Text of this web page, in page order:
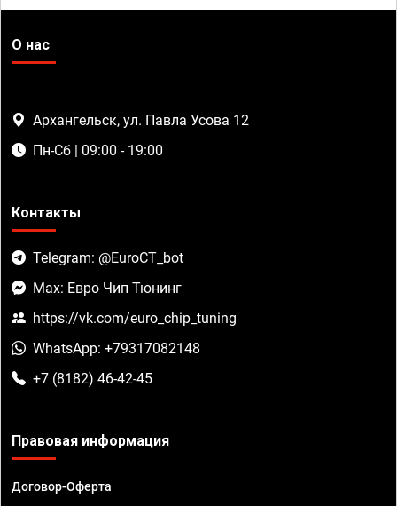
О нас
Архангельск, ул. Павла Усова 12
Пн-Сб | 09:00 - 19:00
Контакты
Telegram: @EuroCT_bot
Max: Евро Чип Тюнинг
https://vk.com/euro_chip_tuning
WhatsApp: +79317082148
+7 (8182) 46-42-45
Правовая информация
Договор-Оферта